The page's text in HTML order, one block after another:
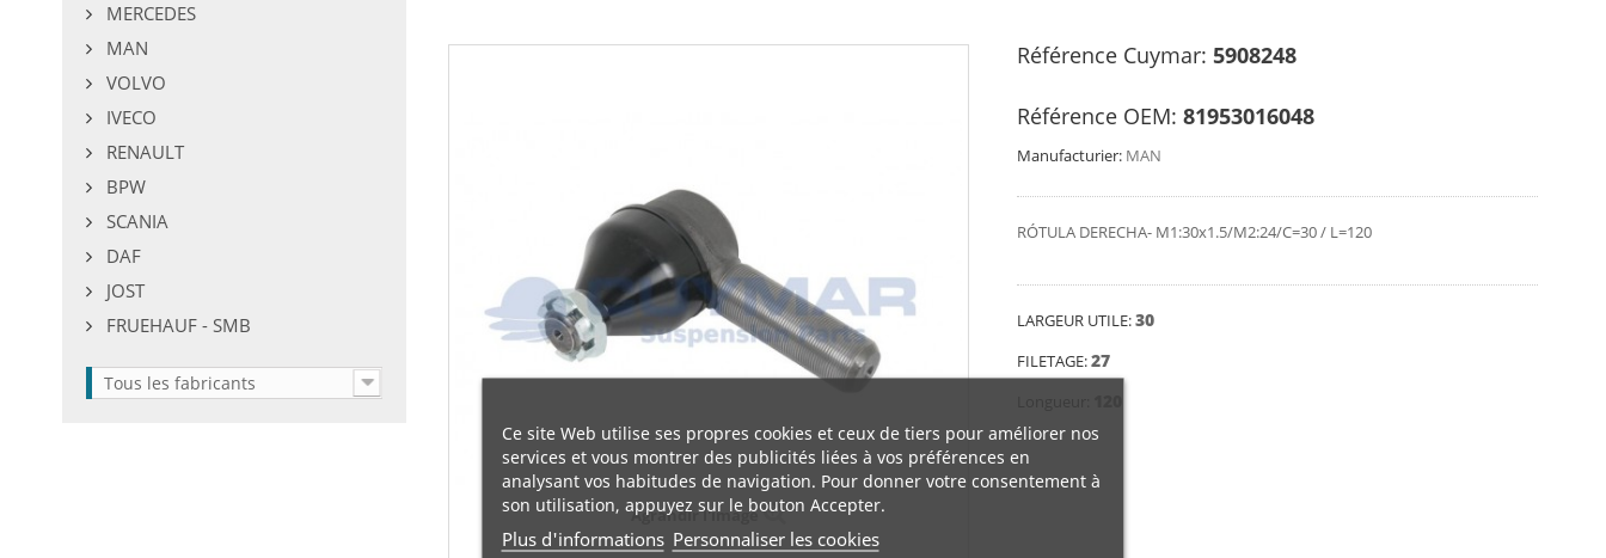
MERCEDES
MAN
VOLVO
IVECO
RENAULT
BPW
SCANIA
DAF
JOST
FRUEHAUF - SMB
Tous les fabricants
Agrandir l'image
Référence Cuymar: 5908248
Référence OEM: 81953016048
Manufacturier: MAN
RÓTULA DERECHA- M1:30x1.5/M2:24/C=30 / L=120
LARGEUR UTILE:30
FILETAGE:27
Ce site Web utilise ses propres cookies et ceux de tiers pour améliorer nos
services et vous montrer des publicités liées à vos préférences en
analysant vos habitudes de navigation. Pour donner votre consentement à
son utilisation, appuyez sur le bouton Accepter.
Plus d'informations Personnaliser les cookies